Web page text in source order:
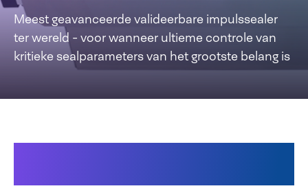
Meest geavanceerde valideerbare impulssealer
ter wereld - voor wanneer ultieme controle van
kritieke sealparameters van het grootste belang is